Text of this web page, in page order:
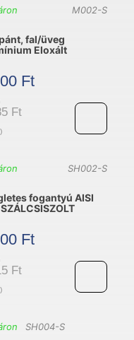
M002-S
fal/üveg
Eloxált
Ft
Ft
üveg
mennyiség
SH002-S
fogantyú AISI
Ft
Ft
SH004-S